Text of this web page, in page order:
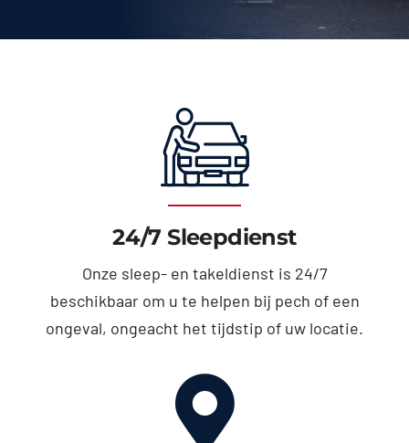
24/7 Sleepdienst
Onze sleep- en takeldienst is 24/7
beschikbaar om u te helpen bij pech of een
ongeval, ongeacht het tijdstip of uw locatie.